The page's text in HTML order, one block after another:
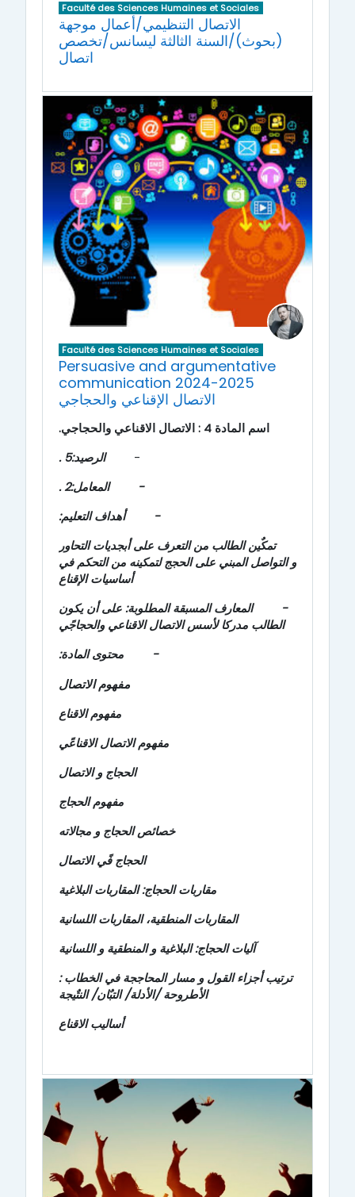
Faculté des Sciences Humaines et Sociales
الاتصال التنظيمي/أعمال موجهة
(بحوث)/السنة الثالثة ليسانس/تخصص
اتصال
Faculté des Sciences Humaines et Sociales
Persuasive and argumentative
communication 2024-2025
الاتصال الإقناعي والحجاجي
اسم المادة 4 : الاتصال الاقناعي والحجاجي.
-الرصيد:5 .
-المعامل:2 .
-أهداف التعليم:
تمكٌين الطالب من التعرف على أبجديات التحاور
و التواصل المبني على الحجج لتمكينه من التحكم في
أساسيات الإقناع
-المعارف المسبقة المطلوبة: على أن يكون
الطالب مدركا لأسس الاتصال الاقناعي والحجاجًي
- محتوى المادة:
مفهوم الاتصال
مفهوم الاقناع
مفهوم الاتصال الاقناعًي
الحجاج و الاتصال
مفهوم الحجاج
خصائص الحجاج و مجالاته
الحجاج فًي الاتصال
مقاربات الحجاج: المقاربات البلاغية
المقاربات المنطقية، المقاربات اللسانية
آليات الحجاج: البلاغية و المنطقية و اللسانية
ترتيب أجزاء القول و مسار المحاججة في الخطاب :
الأطروحة /الأدلة/ التبٌان/ النتٌيجة
أساليب الاقناع